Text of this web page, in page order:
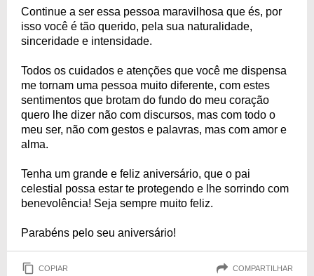
Continue a ser essa pessoa maravilhosa que és, por
isso você é tão querido, pela sua naturalidade,
sinceridade e intensidade.
Todos os cuidados e atenções que você me dispensa
me tornam uma pessoa muito diferente, com estes
sentimentos que brotam do fundo do meu coração
quero lhe dizer não com discursos, mas com todo o
meu ser, não com gestos e palavras, mas com amor e
alma.
Tenha um grande e feliz aniversário, que o pai
celestial possa estar te protegendo e lhe sorrindo com
benevolência! Seja sempre muito feliz.
Parabéns pelo seu aniversário!
COPIAR COMPARTILHAR